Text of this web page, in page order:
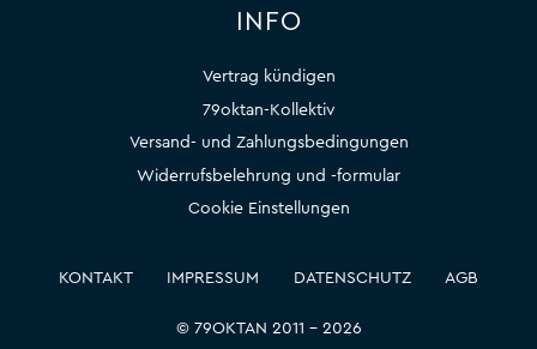
INFO
Vertrag kündigen
79oktan-Kollektiv
Versand- und Zahlungsbedingungen
Widerrufsbelehrung und -formular
Cookie Einstellungen
© 79OKTAN 2011 – 2026
KONTAKT IMPRESSUM DATENSCHUTZ AGB